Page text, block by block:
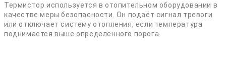
Термистор используется в отопительном оборудовании в
качестве меры безопасности. Он подаёт сигнал тревоги
или отключает систему отопления, если температура
поднимается выше определенного порога.